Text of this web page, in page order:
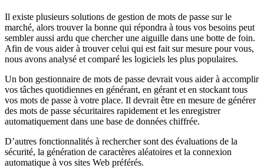
Il existe plusieurs solutions de gestion de mots de passe sur le
marché, alors trouver la bonne qui répondra à tous vos besoins peut
sembler aussi ardu que chercher une aiguille dans une botte de foin.
Afin de vous aider à trouver celui qui est fait sur mesure pour vous,
nous avons analysé et comparé les logiciels les plus populaires.
Un bon gestionnaire de mots de passe devrait vous aider à accomplir
vos tâches quotidiennes en générant, en gérant et en stockant tous
vos mots de passe à votre place. Il devrait être en mesure de générer
des mots de passe sécuritaires rapidement et les enregistrer
automatiquement dans une base de données chiffrée.
D’autres fonctionnalités à rechercher sont des évaluations de la
sécurité, la génération de caractères aléatoires et la connexion
automatique à vos sites Web préférés.